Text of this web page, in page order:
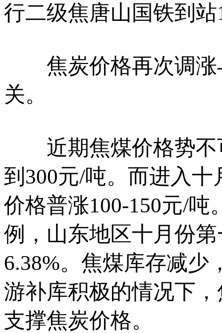
行二级焦唐山国铁到站
焦炭价格再次调涨
关。
近期焦煤价格势不
到300元/吨。而进入
价格普涨100-150元/
例，山东地区十月份
6.38%。焦煤库存减少
游补库积极的情况下
支撑焦炭价格。